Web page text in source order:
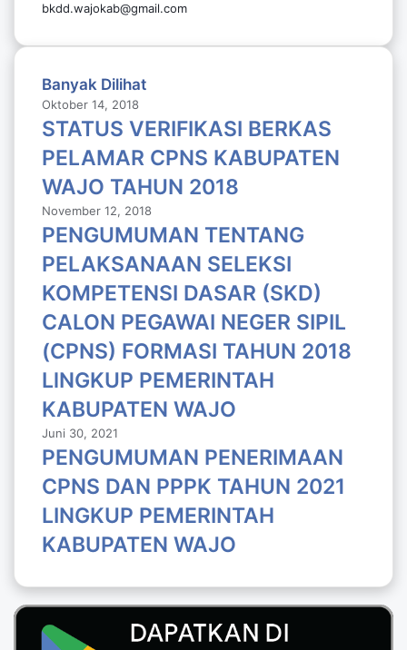
bkdd.wajokab@gmail.com
Banyak Dilihat
Oktober 14, 2018
STATUS VERIFIKASI BERKAS
PELAMAR CPNS KABUPATEN
WAJO TAHUN 2018
November 12, 2018
PENGUMUMAN TENTANG
PELAKSANAAN SELEKSI
KOMPETENSI DASAR (SKD)
CALON PEGAWAI NEGER SIPIL
(CPNS) FORMASI TAHUN 2018
LlNGKUP PEMERINTAH
KABUPATEN WAJO
Juni 30, 2021
PENGUMUMAN PENERIMAAN
CPNS DAN PPPK TAHUN 2021
LINGKUP PEMERINTAH
KABUPATEN WAJO